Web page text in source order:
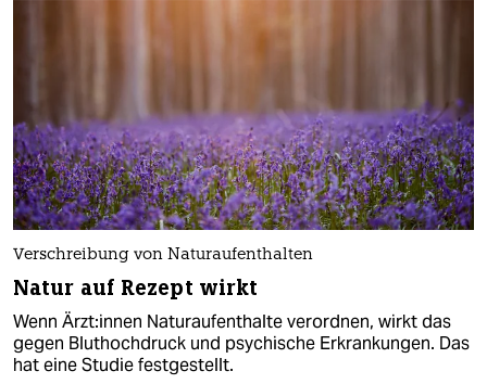
Verschreibung von Naturaufenthalten
Natur auf Rezept wirkt
Wenn Ärzt:innen Naturaufenthalte verordnen, wirkt das
gegen Bluthochdruck und psychische Erkrankungen. Das
hat eine Studie festgestellt.